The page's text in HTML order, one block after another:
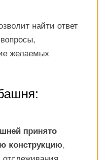
найти ответ
желаемых
принято
конструкцию,